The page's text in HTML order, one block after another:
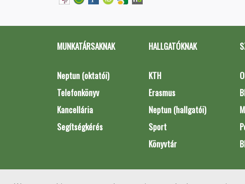
MUNKATÁRSAKNAK
Neptun (oktatói)
Telefonkönyv
Kancellária
Segítségkérés
HALLGATÓKNAK
KTH
Erasmus
Neptun (hallgatói)
Sport
Könyvtár